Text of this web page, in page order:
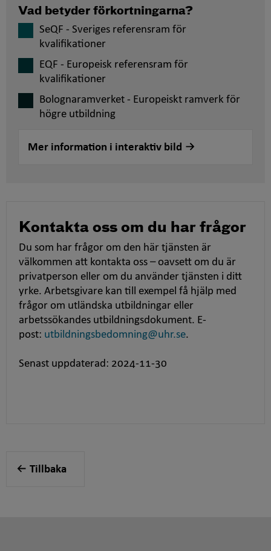
Vad betyder förkortningarna?
SeQF - Sveriges referensram för
kvalifikationer
EQF - Europeisk referensram för
kvalifikationer
Bolognaramverket - Europeiskt ramverk för
högre utbildning
Mer information i interaktiv bild
Kontakta oss om du har frågor
Du som har frågor om den här tjänsten är
välkommen att kontakta oss – oavsett om du är
privatperson eller om du använder tjänsten i ditt
yrke. Arbetsgivare kan till exempel få hjälp med
frågor om utländska utbildningar eller
arbetssökandes utbildningsdokument. E-
post: utbildningsbedomning@uhr.se.
Senast uppdaterad: 2024-11-30
Tillbaka